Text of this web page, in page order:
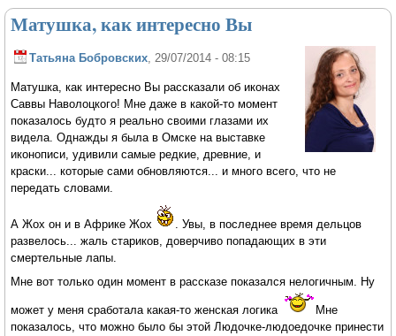
Матушка, как интересно Вы
Татьяна Бобровских , 29/07/2014 - 08:15
Матушка, как интересно Вы рассказали об иконах
Саввы Наволоцкого! Мне даже в какой-то момент
показалось будто я реально своими глазами их
видела. Однажды я была в Омске на выставке
иконописи, удивили самые редкие, древние, и
краски... которые сами обновляются... и много всего, что не
передать словами.
А Жох он и в Африке Жох
. Увы, в последнее время дельцов
развелось... жаль стариков, доверчиво попадающих в эти
смертельные лапы.
Мне вот только один момент в рассказе показался нелогичным. Ну
может у меня сработала какая-то женская логика
Мне
показалось, что можно было бы этой Людочке-людоедочке принести